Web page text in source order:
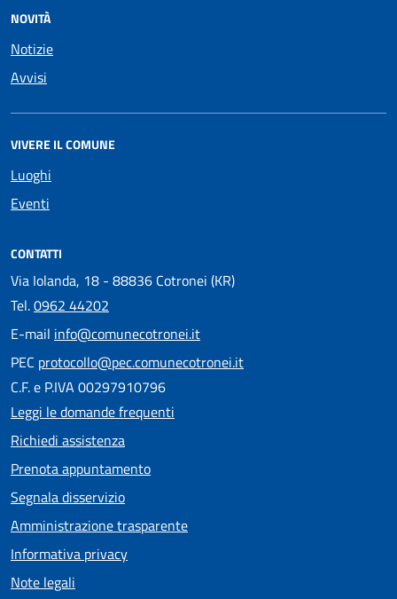
NOVITÀ
Notizie
Avvisi
VIVERE IL COMUNE
Luoghi
Eventi
CONTATTI
Via Iolanda, 18 - 88836 Cotronei (KR)
Tel.0962 44202
E-mail info@comunecotronei.it
PEC protocollo@pec.comunecotronei.it
C.F. e P.IVA 00297910796
Leggi le domande frequenti
Richiedi assistenza
Prenota appuntamento
Segnala disservizio
Amministrazione trasparente
Informativa privacy
Note legali